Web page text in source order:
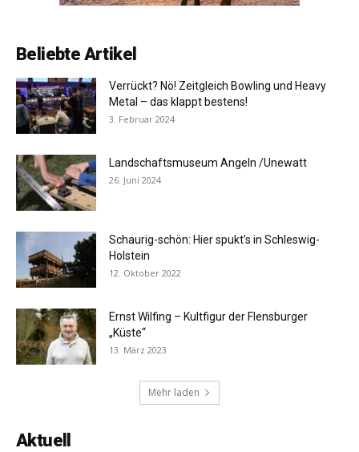
Beliebte Artikel
Verrückt? Nö! Zeitgleich Bowling und Heavy
Metal – das klappt bestens!
3. Februar 2024
Landschaftsmuseum Angeln /Unewatt
26. Juni 2024
Schaurig-schön: Hier spukt’s in Schleswig-
Holstein
12. Oktober 2022
Ernst Wilfing – Kultfigur der Flensburger
„Küste“
13. März 2023
Mehr laden
Aktuell